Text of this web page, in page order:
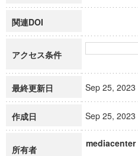
関連DOI
アクセス条件
最終更新日 Sep 25,
作成日 Sep 25,
所有者
mediacenter